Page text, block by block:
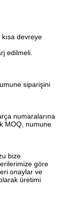
kısa devreye
edilmeli.
siparişini
numaralarına
MOQ, numune
bize
göre
onaylar ve
üretimi